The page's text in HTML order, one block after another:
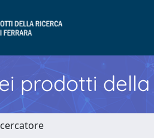
prodotti